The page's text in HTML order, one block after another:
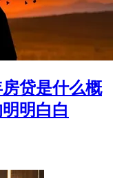
贷是什么概
明白白